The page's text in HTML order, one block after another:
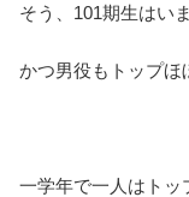
そう、101期生はい
かつ男役もトップほ
一学年で一人はトッ